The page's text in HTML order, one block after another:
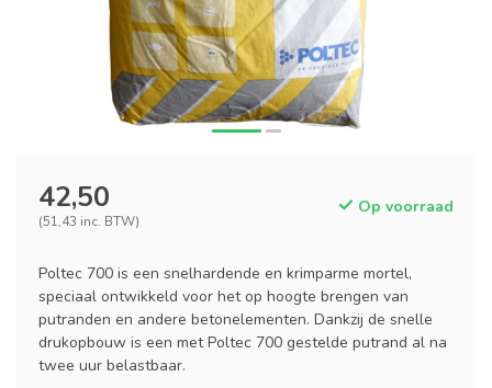
42,50
(51,43 inc. BTW)
Op voorraad
Poltec 700 is een snelhardende en krimparme mortel,
speciaal ontwikkeld voor het op hoogte brengen van
putranden en andere betonelementen. Dankzij de snelle
drukopbouw is een met Poltec 700 gestelde putrand al na
twee uur belastbaar.